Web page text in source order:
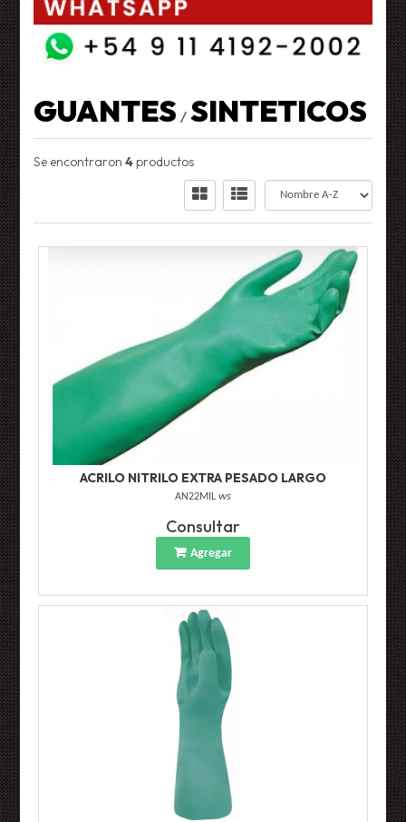
GUANTES /SINTETICOS
Se encontraron4productos
ACRILO NITRILO EXTRA PESADO LARGO
AN22MIL ws
Consultar
Agregar